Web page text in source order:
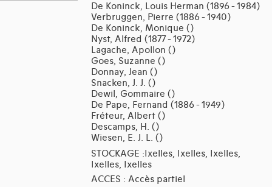
De Koninck, Louis Herman (1896 - 1984)
Verbruggen, Pierre (1886 - 1940)
De Koninck, Monique ()
Nyst, Alfred (1877 - 1972)
Lagache, Apollon ()
Goes, Suzanne ()
Donnay, Jean ()
Snacken, J. J. ()
Dewil, Gommaire ()
De Pape, Fernand (1886 - 1949)
Fréteur, Albert ()
Descamps, H. ()
Wiesen, E. J. L. ()
STOCKAGE :Ixelles, Ixelles, Ixelles,
Ixelles, Ixelles
ACCES : Accès partiel